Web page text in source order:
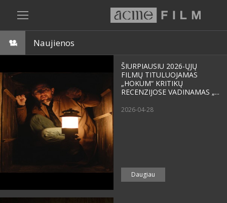
Naujienos
ŠIURPIAUSIU 2026-ŲJŲ
FILMŲ TITULUOJAMAS
„HOKUM“ KRITIKŲ
RECENZIJOSE VADINAMAS „...
2026-04-28
Daugiau